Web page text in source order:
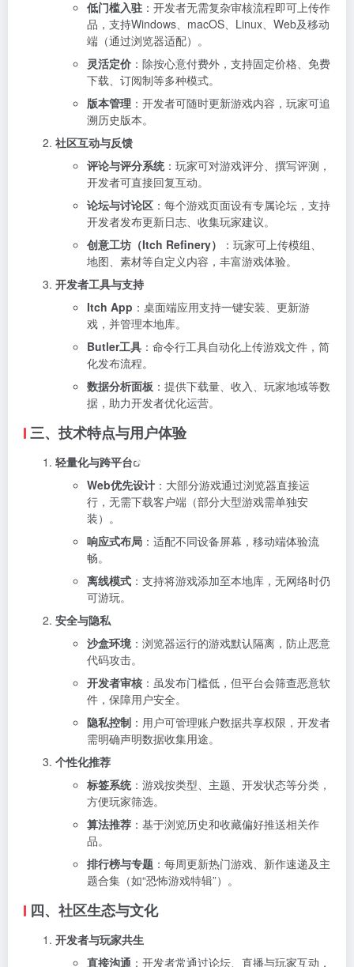
低门槛入驻 ：开发者无需复杂审核流程即可上传作
品，支持Windows、macOS、Linux、Web及移动
端（通过浏览器适配）。
灵活定价 ：除按心意付费外，支持固定价格、免费
下载、订阅制等多种模式。
版本管理 ：开发者可随时更新游戏内容，玩家可追
溯历史版本。
社区互动与反馈
评论与评分系统：玩家可对游戏评分、撰写评测，
开发者可直接回复互动。
论坛与讨论区 ：每个游戏页面设有专属论坛，支持
开发者发布更新日志、收集玩家建议。
创意工坊（Itch Refinery）
：玩家可上传模组、
地图、素材等自定义内容，丰富游戏体验。
开发者工具与支持
Itch App ：桌面端应用支持一键安装、更新游
戏，并管理本地库。
Butler工具 ：命令行工具自动化上传游戏文件，简
化发布流程。
数据分析面板 ：提供下载量、收入、玩家地域等数
据，助力开发者优化运营。
三、技术特点与用户体验
轻量化与跨平台
Web优先设计 ：大部分游戏通过浏览器直接运
行，无需下载客户端（部分大型游戏需单独安
装）。
响应式布局 ：适配不同设备屏幕，移动端体验流
畅。
离线模式 ：支持将游戏添加至本地库，无网络时仍
可游玩。
安全与隐私
沙盒环境 ：浏览器运行的游戏默认隔离，防止恶意
代码攻击。
开发者审核 ：虽发布门槛低，但平台会筛查恶意软
件，保障用户安全。
隐私控制 ：用户可管理账户数据共享权限，开发者
需明确声明数据收集用途。
个性化推荐
标签系统：游戏按类型、主题、开发状态等分类，
方便玩家筛选。
算法推荐 ：基于浏览历史和收藏偏好推送相关作
品。
排行榜与专题 ：每周更新热门游戏、新作速递及主
题合集（如“恐怖游戏特辑”）。
四、社区生态与文化
开发者与玩家共生
直接沟通 ：开发者常通过论坛、直播与玩家互动，